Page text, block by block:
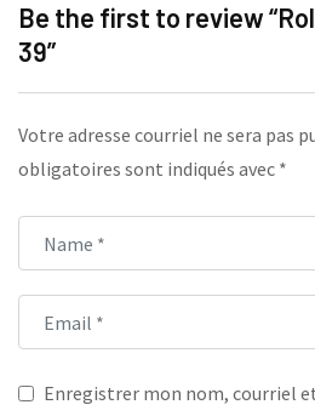
Be the first to review
39”
Votre adresse courriel ne sera pas
obligatoires sont indiqués avec *
Enregistrer mon nom, courriel